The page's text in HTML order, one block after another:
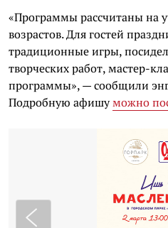
«Программы рассчитаны на
возрастов. Для гостей
традиционные игры,
творческих работ, мастер-
программы», — сообщили
Подробную афишуможно